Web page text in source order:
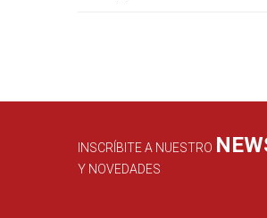
INSCRÍBITE A NUESTRO
Y NOVEDADES